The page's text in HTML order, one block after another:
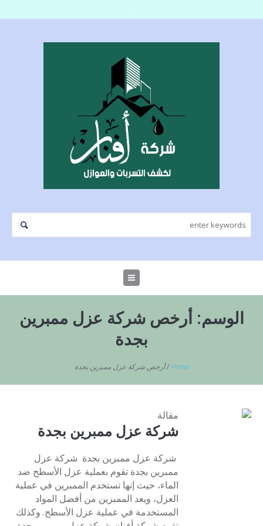
الوسم:أرخص شركة عزل ممبرين
بجدة
Home
/أرخص شركة عزل ممبرين بجدة
مقالة
شركة عزل ممبرين بجدة
شركة عزل ممبرين بجدة شركة عزل
ممبرين بجدة تقوم بعملية عزل الأسطح ضد
الماء، حيث إنها تستخدم الممبرين في عملية
العزل، ويعد الممبرين من أفضل المواد
المستخدمة في عملية عزل الأسطح. وكذلك